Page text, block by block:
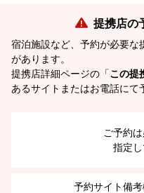
提携店の
宿泊施設など、予約が必要な
があります。
提携店詳細ページの「この提
あるサイトまたはお電話にて
ご予約
指定し
予約サイト備